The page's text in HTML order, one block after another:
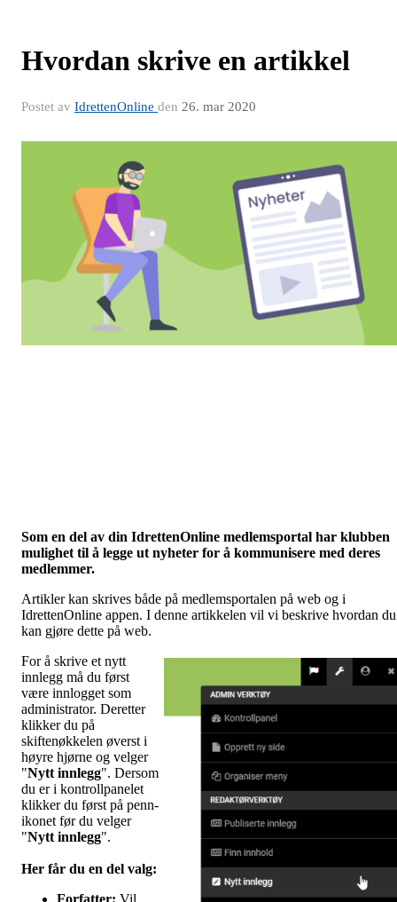
Hvordan skrive en artikkel
Postet av IdrettenOnline den 26. mar 2020
Som en del av din IdrettenOnline medlemsportal har klubben
mulighet til å legge ut nyheter for å kommunisere med deres
medlemmer.
Artikler kan skrives både på medlemsportalen på web og i
IdrettenOnline appen. I denne artikkelen vil vi beskrive hvordan du
kan gjøre dette på web.
For å skrive et nytt
innlegg må du først
være innlogget som
administrator. Deretter
klikker du på
skiftenøkkelen øverst i
høyre hjørne og velger
"Nytt innlegg". Dersom
du er i kontrollpanelet
klikker du først på penn-
ikonet før du velger
"Nytt innlegg".
Her får du en del valg:
Forfatter: Vil